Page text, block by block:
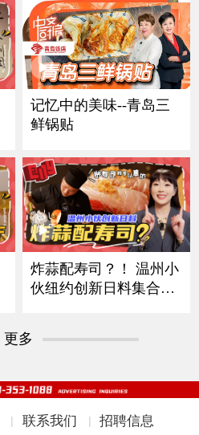
记忆中的美味--青岛三
鲜锅贴
炸蒜配寿司？！ 温州小
伙纽约创新日料集合多
更多
| 联系我们 | 招聘信息